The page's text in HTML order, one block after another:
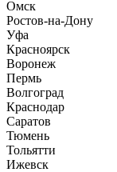
Омск
Ростов-на-Дону
Уфа
Красноярск
Воронеж
Пермь
Волгоград
Краснодар
Саратов
Тюмень
Тольятти
Ижевск